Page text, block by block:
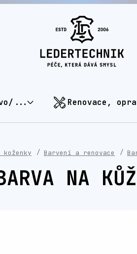
... Renovace,
Barvení a renovace
NA